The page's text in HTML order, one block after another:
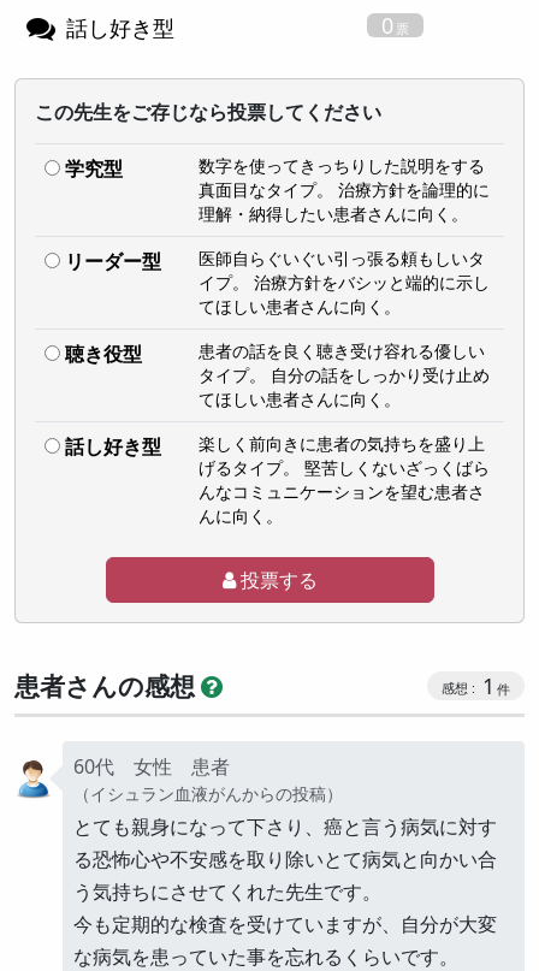
話し好き型 0
この先生をご存じなら投票してください
学究型
数字を使ってきっちりした説明をする
真面目なタイプ。 治療方針を論理的に
理解・納得したい患者さんに向く。
リーダー型
医師自らぐいぐい引っ張る頼もしいタ
イプ。 治療方針をバシッと端的に示し
てほしい患者さんに向く。
聴き役型
患者の話を良く聴き受け容れる優しい
タイプ。 自分の話をしっかり受け止め
てほしい患者さんに向く。
話し好き型
楽しく前向きに患者の気持ちを盛り上
げるタイプ。 堅苦しくないざっくばら
んなコミュニケーションを望む患者さ
んに向く。
投票する
患者さんの感想 1
60代 女性 患者
（イシュラン血液がんからの投稿）
とても親身になって下さり、癌と言う病気に対す
る恐怖心や不安感を取り除いとて病気と向かい合
う気持ちにさせてくれた先生です。
今も定期的な検査を受けていますが、自分が大変
な病気を患っていた事を忘れるくらいです。